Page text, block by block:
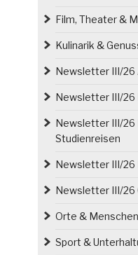
Film, Theater &
Kulinarik &
Newsletter III/26
Newsletter III/26
Newsletter III/26
Studienreisen
Newsletter III/26
Newsletter III/
Orte & Menschen
Sport &